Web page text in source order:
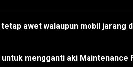
awet walaupun mobil jarang
mengganti aki Maintenance